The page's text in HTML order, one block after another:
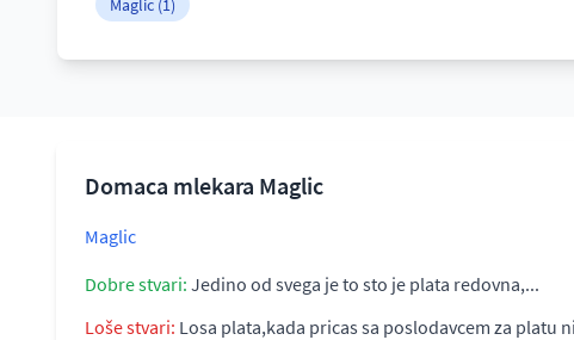
Maglic (1)
Domaca mlekara Maglic
Maglic
Dobre stvari: Jedino od svega je to sto je plata redovna,...
Loše stvari: Losa plata,kada pricas sa poslodavcem za platu